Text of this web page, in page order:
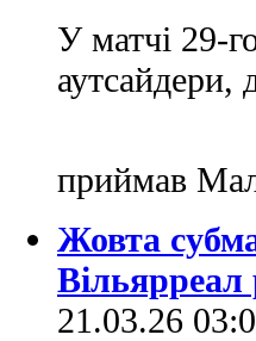
У матчі 29-
аутсайдери,
приймав
Жовта
Вільярреал
21.03.26